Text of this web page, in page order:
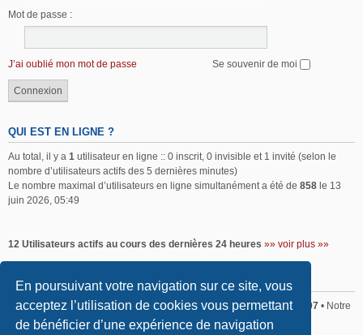
En poursuivant votre navigation sur ce site, vous
acceptez l’utilisation de cookies vous permettant
de bénéficier d’une expérience de navigation
Mot de passe :
J’ai oublié mon mot de passe Se souvenir de moi
QUI EST EN LIGNE ?
Au total, il y a 1 utilisateur en ligne :: 0 inscrit, 0 invisible et 1 invité (selon le
nombre d’utilisateurs actifs des 5 dernières minutes)
Le nombre maximal d’utilisateurs en ligne simultanément a été de 858 le 13
juin 2026, 05:49
12 Utilisateurs actifs au cours des dernières 24 heures »» voir plus »»
STATISTIQUES
Sommaire• Total posts2,370• Total sujets 2,179• Total membres 407 • Notre
membre le plus récent estMathieu BOURGIS